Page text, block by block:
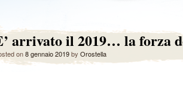
arrivato il 2019… la forza
on8 gennaio 2019by Orostella